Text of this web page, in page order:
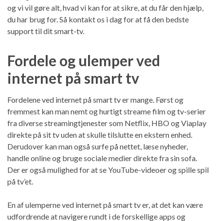
og vi vil gøre alt, hvad vi kan for at sikre, at du får den hjælp,
du har brug for. Så kontakt os i dag for at få den bedste
support til dit smart-tv.
Fordele og ulemper ved
internet på smart tv
Fordelene ved internet på smart tv er mange. Først og
fremmest kan man nemt og hurtigt streame film og tv-serier
fra diverse streamingtjenester som Netflix, HBO og Viaplay
direkte på sit tv uden at skulle tilslutte en ekstern enhed.
Derudover kan man også surfe på nettet, læse nyheder,
handle online og bruge sociale medier direkte fra sin sofa.
Der er også mulighed for at se YouTube-videoer og spille spil
på tv’et.
En af ulemperne ved internet på smart tv er, at det kan være
udfordrende at navigere rundt i de forskellige apps og